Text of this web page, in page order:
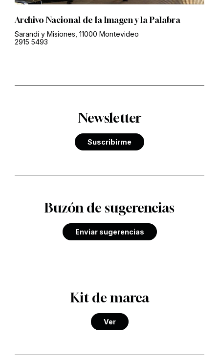
Archivo Nacional de la Imagen y la Palabra
Sarandí y Misiones, 11000 Montevideo
2915 5493
Newsletter
Suscribirme
Buzón de sugerencias
Enviar sugerencias
Kit de marca
Ver